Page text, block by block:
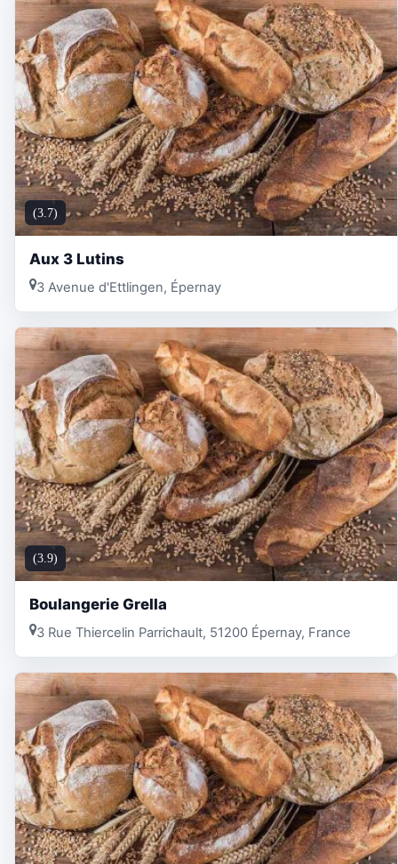
(3.7)
Aux 3 Lutins
3 Avenue d'Ettlingen, Épernay
(3.9)
Boulangerie Grella
3 Rue Thiercelin Parrichault, 51200 Épernay, France